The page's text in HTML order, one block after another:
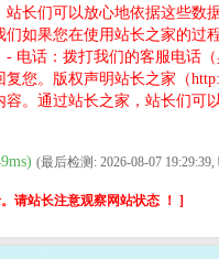
长们可以放心地依据这些
如果您在使用站长之家的
电话：拨打我们的客服电话
您。版权声明站长之家（
。通过站长之家，站长们
(最后检测: 2026-08-07
请站长注意观察网站状态 ！ ]